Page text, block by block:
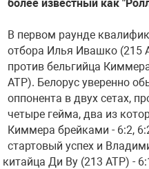
более известный как
В первом раунде
отбора Илья Ивашко (215
против бельгийца
АТР). Белорус уверенно
оппонента в двух сетах,
четыре гейма, два из
Киммера брейками - 6:2,
стартовый успех и
Ди Ву (213 АТР) -